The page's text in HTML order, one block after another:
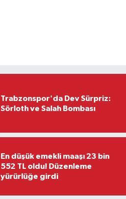
Trabzonspor'da Dev Sürpriz:
Sörloth ve Salah Bombası
En düşük emekli maaşı 23 bin
552 TL oldu! Düzenleme
yürürlüğe girdi